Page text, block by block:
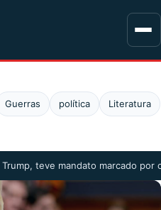
Guerras política Literatura
teve mandato marcado